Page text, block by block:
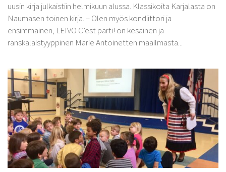
uusin kirja julkaistiin helmikuun alussa. Klassikoita Karjalasta on
Naumasen toinen kirja. – Olen myös kondiittori ja
ensimmäinen, LEIVO C’est parti! on kesäinen ja
ranskalaistyyppinen Marie Antoinetten maailmasta...